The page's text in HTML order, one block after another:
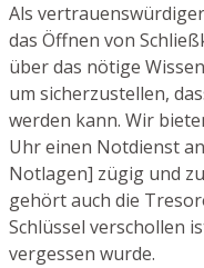
Als
das Öffnen von
über das nötige
um sicherzustellen,
werden kann. Wir
Uhr einen Notdienst
Notlagen] zügig und
gehört auch die
Schlüssel verschollen
vergessen wurde.